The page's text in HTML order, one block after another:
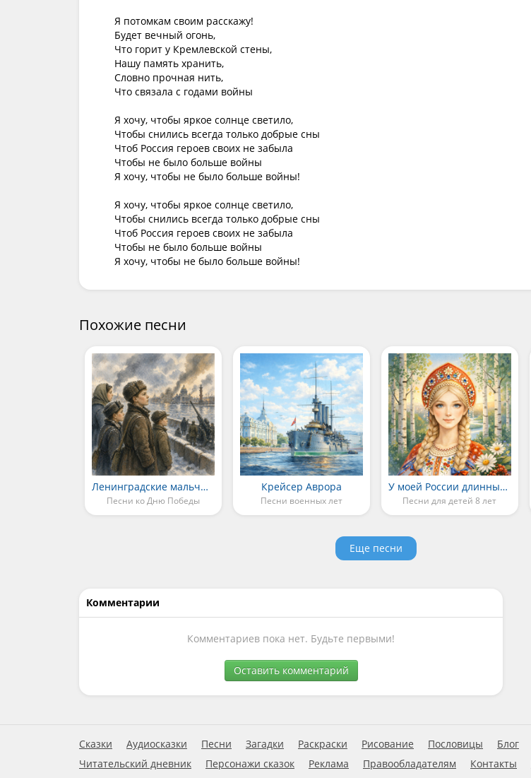
Я потомкам своим расскажу!
Будет вечный огонь,
Что горит у Кремлевской стены,
Нашу память хранить,
Словно прочная нить,
Что связала с годами войны
Я хочу, чтобы яркое солнце светило,
Чтобы снились всегда только добрые сны
Чтоб Россия героев своих не забыла
Чтобы не было больше войны
Я хочу, чтобы не было больше войны!
Я хочу, чтобы яркое солнце светило,
Чтобы снились всегда только добрые сны
Чтоб Россия героев своих не забыла
Чтобы не было больше войны
Я хочу, чтобы не было больше войны!
Похожие песни
Ленинградские мальчишки
Песни ко Дню Победы
Крейсер Аврора
Песни военных лет
У моей России длинные косички
Песни для детей 8 лет
Еще песни
Комментарии
Комментариев пока нет. Будьте первыми!
Оставить комментарий
Сказки Аудиосказки Песни Загадки Раскраски Рисование Пословицы Блог
Читательский дневник
Персонажи сказок Реклама Правообладателям Контакты